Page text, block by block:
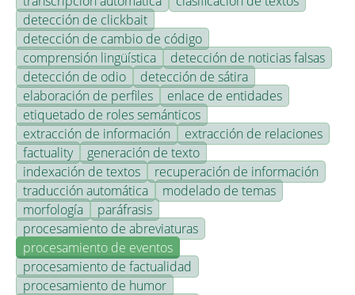
detección de clickbait
detección de cambio de código
comprensión lingüística
detección de noticias falsas
detección de odio
detección de sátira
elaboración de perfiles
enlace de entidades
etiquetado de roles semánticos
extracción de información
extracción de relaciones
factuality
generación de texto
indexación de textos
recuperación de información
traducción automática
modelado de temas
morfología
paráfrasis
procesamiento de abreviaturas
procesamiento de eventos
procesamiento de factualidad
procesamiento de humor